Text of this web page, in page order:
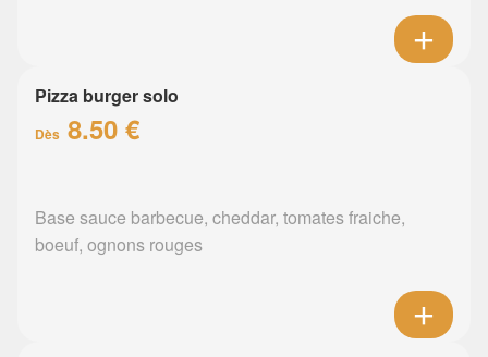
Pizza burger solo
Dès 8.50 €
Base sauce barbecue, cheddar, tomates fraiche,
boeuf, ognons rouges